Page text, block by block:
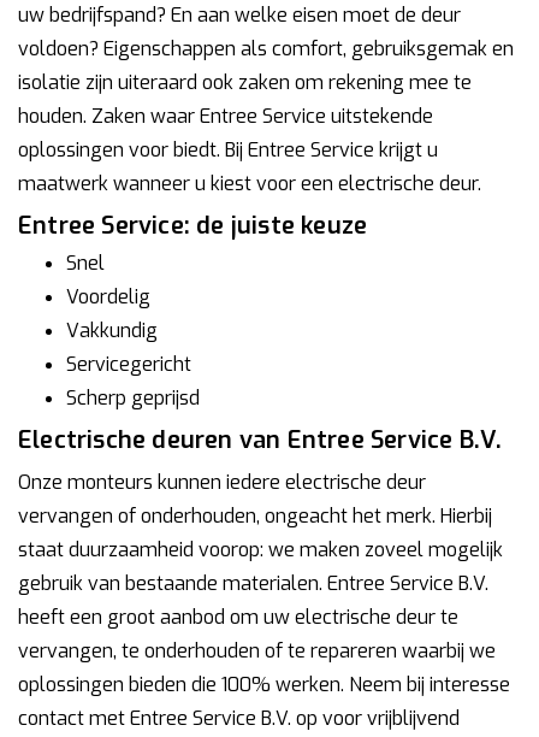
uw bedrijfspand? En aan welke eisen moet de deur
voldoen? Eigenschappen als comfort, gebruiksgemak en
isolatie zijn uiteraard ook zaken om rekening mee te
houden. Zaken waar Entree Service uitstekende
oplossingen voor biedt. Bij Entree Service krijgt u
maatwerk wanneer u kiest voor een electrische deur.
Entree Service: de juiste keuze
Snel
Voordelig
Vakkundig
Servicegericht
Scherp geprijsd
Electrische deuren van Entree Service B.V.
Onze monteurs kunnen iedere electrische deur
vervangen of onderhouden, ongeacht het merk. Hierbij
staat duurzaamheid voorop: we maken zoveel mogelijk
gebruik van bestaande materialen. Entree Service B.V.
heeft een groot aanbod om uw electrische deur te
vervangen, te onderhouden of te repareren waarbij we
oplossingen bieden die 100% werken. Neem bij interesse
contact met Entree Service B.V. op voor vrijblijvend